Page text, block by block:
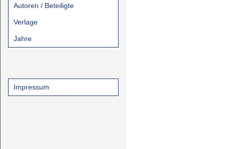
Autoren / Beteiligte
Verlage
Jahre
Impressum